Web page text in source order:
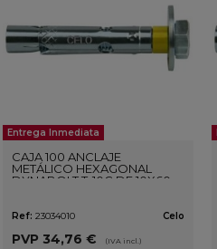
Entrega Inmediata
CAJA 100 ANCLAJE
METÁLICO HEXAGONAL
DYNABOLT T-10C DE 10X60
Ref: 23034010 Celo
PVP 34,76 € (IVA incl.)